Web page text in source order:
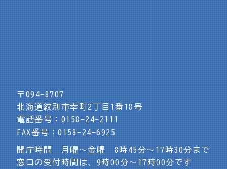
〒094-8707
北海道紋別市幸町2丁目1番18号
電話番号：0158-24-2111
FAX番号：0158-24-6925
開庁時間 月曜～金曜 8時45分～17時30分まで
窓口の受付時間は、9時00分～17時00分です